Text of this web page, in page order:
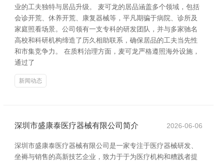
业的工夫独特与居品升级。 麦可龙的居品涵盖多个领域，包括
会诊开荒、休养开荒、康复器械等，平凡期骗于病院、诊所及
家庭照看场景。公司领有一支专科的研发团队，并与多家驰名
高校和科研机构缔造了历久相助联系，确保居品的工夫当先性
和市集竞争力。 在质料治理方面，麦可龙严格遵照海外设施，
通过了
新闻动态
深圳市盛康泰医疗器械有限公司简介 2026-06-06
深圳市盛康泰医疗器械有限公司是一家专注于医疗器械研发、
坐褥与销售的高新技艺企业，致力于于为医疗机构和糟践者提